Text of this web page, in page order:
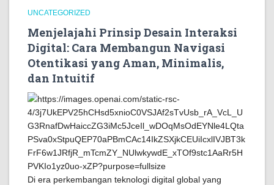
UNCATEGORIZED
Menjelajahi Prinsip Desain Interaksi
Digital: Cara Membangun Navigasi
Otentikasi yang Aman, Minimalis,
dan Intuitif
Di era perkembangan teknologi digital global yang